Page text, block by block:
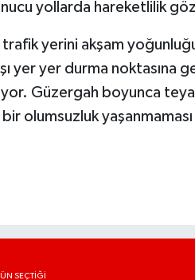
yollarda hareketlilik
yerini akşam
yer yer durma noktasına
Güzergah boyunca
olumsuzluk yaşanmaması
SEÇTIĞI